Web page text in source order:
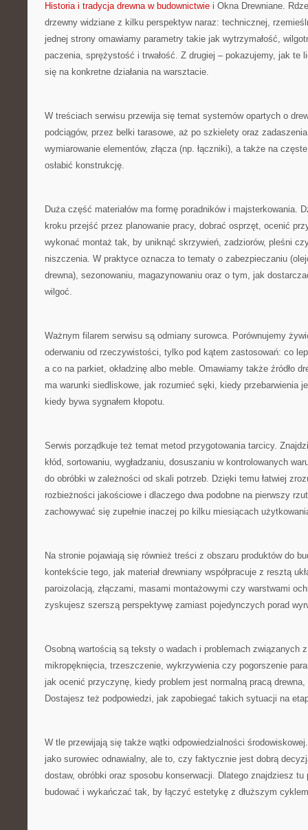
Historia i tradycja drewna w budownictwie i Okna Drewniane.
drzewny widziane z kilku perspektyw naraz: technicznej,
jednej strony omawiamy parametry takie jak wytrzymałość,
paczenia, sprężystość i trwałość. Z drugiej – pokazujemy, jak te
się na konkretne działania na warsztacie.
W treściach serwisu przewija się temat systemów opartych o
podciągów, przez belki tarasowe, aż po szkielety oraz
wymiarowanie elementów, złącza (np. łączniki), a także na
osłabić konstrukcję.
Duża część materiałów ma formę poradników i majsterkowania.
kroku przejść przez planowanie pracy, dobrać osprzęt, ocenić
wykonać montaż tak, by uniknąć skrzywień, zadziorów, pleśni
niszczenia. W praktyce oznacza to tematy o zabezpieczaniu
drewna), sezonowaniu, magazynowaniu oraz o tym, jak
wilgoć.
Ważnym filarem serwisu są odmiany surowca. Porównujemy
oderwaniu od rzeczywistości, tylko pod kątem zastosowań: co
a co na parkiet, okładzinę albo meble. Omawiamy także źródło
ma warunki siedliskowe, jak rozumieć sęki, kiedy przebarwienia
kiedy bywa sygnałem kłopotu.
Serwis porządkuje też temat metod przygotowania tarcicy.
kłód, sortowaniu, wygładzaniu, dosuszaniu w kontrolowanych
do obróbki w zależności od skali potrzeb. Dzięki temu łatwiej
rozbieżności jakościowe i dlaczego dwa podobne na pierwszy
zachowywać się zupełnie inaczej po kilku miesiącach
Na stronie pojawiają się również treści z obszaru produktów do
kontekście tego, jak materiał drewniany współpracuje z resztą
paroizolacją, złączami, masami montażowymi czy warstwami
zyskujesz szerszą perspektywę zamiast pojedynczych porad
Osobną wartością są teksty o wadach i problemach związanych
mikropęknięcia, trzeszczenie, wykrzywienia czy pogorszenie
jak ocenić przyczynę, kiedy problem jest normalną pracą
Dostajesz też podpowiedzi, jak zapobiegać takich sytuacji na
W tle przewijają się także wątki odpowiedzialności
jako surowiec odnawialny, ale to, czy faktycznie jest dobrą
dostaw, obróbki oraz sposobu konserwacji. Dlatego znajdziesz
budować i wykańczać tak, by łączyć estetykę z dłuższym